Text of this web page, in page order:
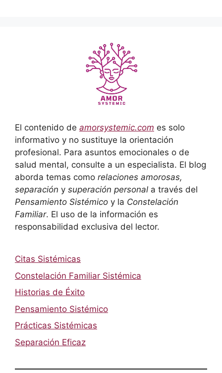
El contenido de amorsystemic.com es solo
informativo y no sustituye la orientación
profesional. Para asuntos emocionales o de
salud mental, consulte a un especialista. El blog
aborda temas como relaciones amorosas,
separación y superación personal a través del
Pensamiento Sistémico y la Constelación
Familiar. El uso de la información es
responsabilidad exclusiva del lector.
Citas Sistémicas
Constelación Familiar Sistémica
Historias de Éxito
Pensamiento Sistémico
Prácticas Sistémicas
Separación Eficaz